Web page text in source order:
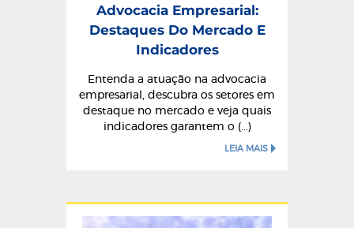
Advocacia Empresarial:
Destaques Do Mercado E
Indicadores
Entenda a atuação na advocacia
empresarial, descubra os setores em
destaque no mercado e veja quais
indicadores garantem o (...)
LEIA MAIS